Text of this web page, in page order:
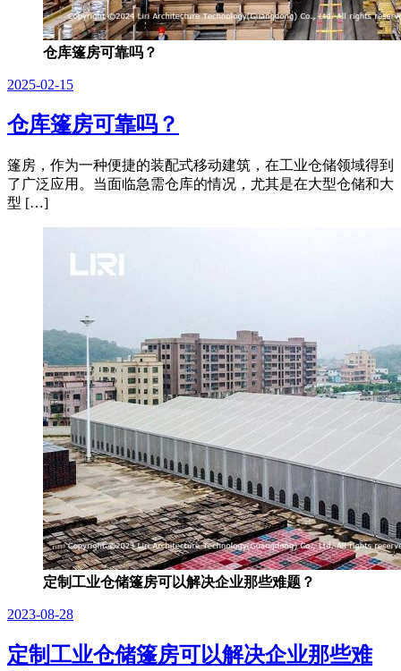
仓库篷房可靠吗？
2025-02-15
仓库篷房可靠吗？
篷房，作为一种便捷的装配式移动建筑，在工业仓储领域得到
了广泛应用。当面临急需仓库的情况，尤其是在大型仓储和大
型 […]
定制工业仓储篷房可以解决企业那些难题？
2023-08-28
定制工业仓储篷房可以解决企业那些难